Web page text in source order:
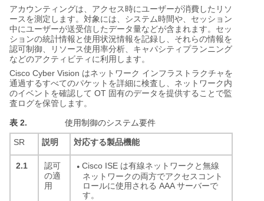
アカウンティングは、アクセス時にユーザーが消費したリソ
ースを測定します。対象には、システム時間や、セッション
中にユーザーが送受信したデータ量などが含まれます。セッ
ションの統計情報と使用状況情報を記録し、それらの情報を
認可制御、リソース使用率分析、キャパシティプランニング
などのアクティビティに利用します。
Cisco Cyber Vision はネットワーク インフラストラクチャを
通過するすべてのパケットを詳細に検査し、ネットワーク内
のイベントを確認して OT 固有のデータを提供することで監
査ログを保管します。
表 2. 使用制御のシステム要件
SR 説明 対応する製品機能
2.1
認可
の適
用
● Cisco ISE は有線ネットワークと無線
ネットワークの両方でアクセスコント
ロールに使用される AAA サーバーで
す。